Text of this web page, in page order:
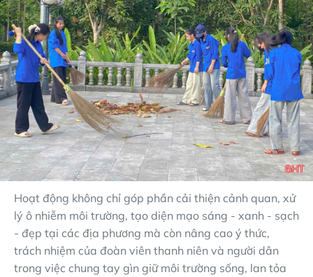
Hoạt động không chỉ góp phần cải thiện cảnh quan, xử
lý ô nhiễm môi trường, tạo diện mạo sáng - xanh - sạch
- đẹp tại các địa phương mà còn nâng cao ý thức,
trách nhiệm của đoàn viên thanh niên và người dân
trong việc chung tay gìn giữ môi trường sống, lan tỏa